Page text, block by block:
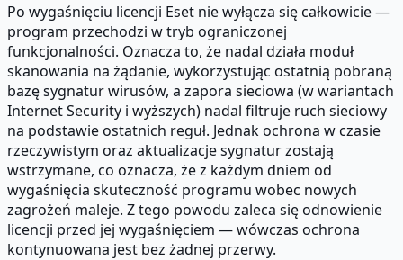
Po wygaśnięciu licencji Eset nie wyłącza się całkowicie —
program przechodzi w tryb ograniczonej
funkcjonalności. Oznacza to, że nadal działa moduł
skanowania na żądanie, wykorzystując ostatnią pobraną
bazę sygnatur wirusów, a zapora sieciowa (w wariantach
Internet Security i wyższych) nadal filtruje ruch sieciowy
na podstawie ostatnich reguł. Jednak ochrona w czasie
rzeczywistym oraz aktualizacje sygnatur zostają
wstrzymane, co oznacza, że z każdym dniem od
wygaśnięcia skuteczność programu wobec nowych
zagrożeń maleje. Z tego powodu zaleca się odnowienie
licencji przed jej wygaśnięciem — wówczas ochrona
kontynuowana jest bez żadnej przerwy.